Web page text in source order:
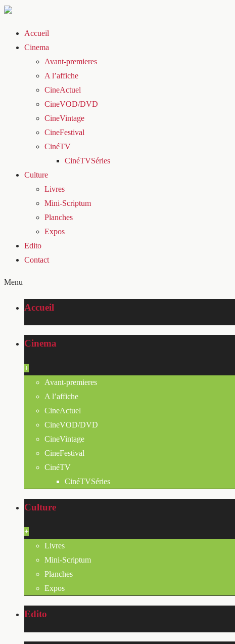
Accueil
Cinema
Avant-premieres
A l’affiche
CineActuel
CineVOD/DVD
CineVintage
CineFestival
CinéTV
CinéTVSéries
Culture
Livres
Mini-Scriptum
Planches
Expos
Edito
Contact
Menu
Accueil
Cinema
+
Avant-premieres
A l’affiche
CineActuel
CineVOD/DVD
CineVintage
CineFestival
CinéTV
CinéTVSéries
Culture
+
Livres
Mini-Scriptum
Planches
Expos
Edito